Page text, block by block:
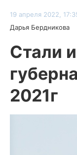
19 апреля 2022,
Дарья Бердникова
Стали
2021г